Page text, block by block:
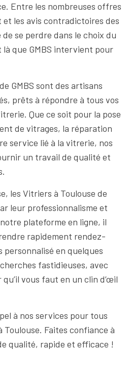
Entre les nombreuses offres
les avis contradictoires des
se perdre dans le choix du
là que GMBS intervient pour
GMBS sont des artisans
prêts à répondre à tous vos
Que ce soit pour la pose
de vitrages, la réparation
service lié à la vitrerie, nos
un travail de qualité et
les Vitriers à Toulouse de
leur professionnalisme et
plateforme en ligne, il
rapidement rendez-
en quelques
fastidieuses, avec
vous faut en un clin d’œil
à nos services pour tous
Toulouse. Faites confiance à
qualité, rapide et efficace !